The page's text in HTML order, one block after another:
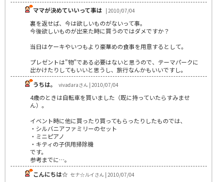
ママが決めていいって事は | 2010/07/04
裏を返せば、今は欲しいものがないって事。
今後欲しいものが出来た時に買うのではダメですか？
当日はケーキやいつもより豪華めの食事を用意するとして。
プレゼントは”物”である必要はないと思うので、テーマパークに
出かけたりしてもいいと思うし、旅行なんかもいいですし。
うちは。
vivadaraさん | 2010/07/04
4歳のときは自転車を買いました（既に持っていたらすみませ
ん）。
イベント時に他に買ったり買ってもらったりしたものでは、
・シルバニアファミリーのセット
・ミニピアノ
・キティの子供用掃除機
です。
参考までに…。
こんにちは☆ セナ☆ルイさん | 2010/07/04